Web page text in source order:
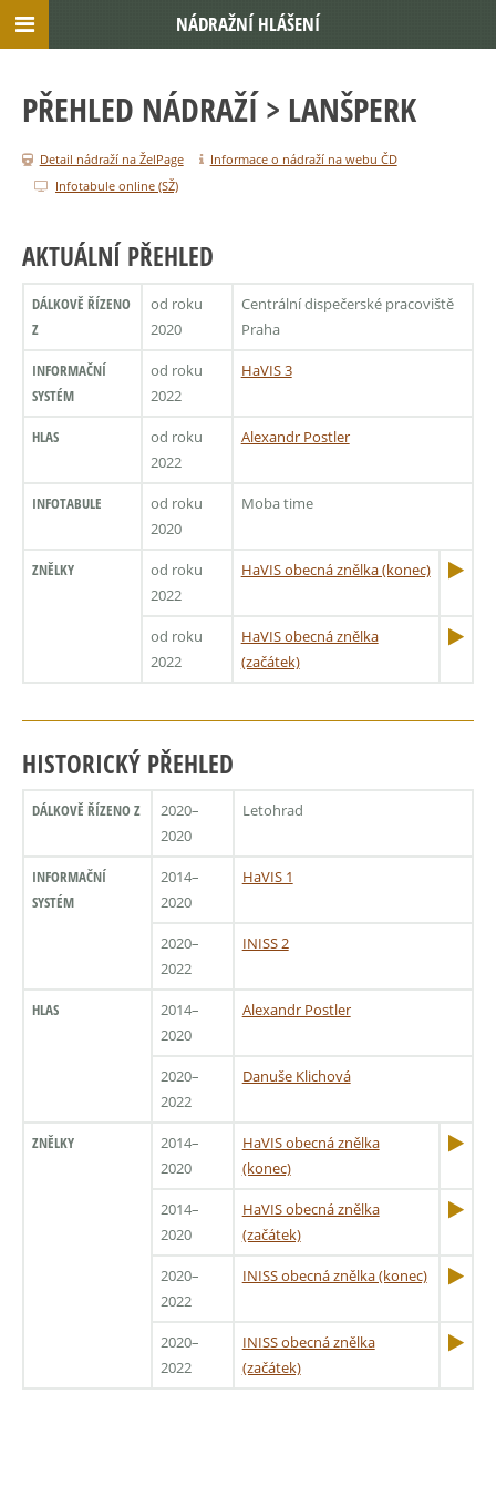
PŘEHLED NÁDRAŽÍ > LANŠPERK
Detail nádraží na ŽelPage
Informace o nádraží na webu ČD
Infotabule online (SŽ)
AKTUÁLNÍ PŘEHLED
DÁLKOVĚ ŘÍZENO
Z
od roku
2020
Centrální dispečerské pracoviště
Praha
INFORMAČNÍ
SYSTÉM
od roku
2022
HaVIS 3
HLAS
od roku
2022
Alexandr Postler
INFOTABULE
od roku
2020
Moba time
ZNĚLKY
od roku
2022
HaVIS obecná znělka (konec)
od roku
2022
HaVIS obecná znělka
(začátek)
HISTORICKÝ PŘEHLED
DÁLKOVĚ ŘÍZENO Z
2020–
2020
Letohrad
INFORMAČNÍ
SYSTÉM
2014–
2020
HaVIS 1
2020–
2022
INISS 2
HLAS
2014–
2020
Alexandr Postler
2020–
2022
Danuše Klichová
ZNĚLKY
2014–
2020
HaVIS obecná znělka
(konec)
2014–
2020
HaVIS obecná znělka
(začátek)
2020–
2022
INISS obecná znělka (konec)
2020–
2022
INISS obecná znělka
(začátek)
NÁDRAŽNÍ HLÁŠENÍ